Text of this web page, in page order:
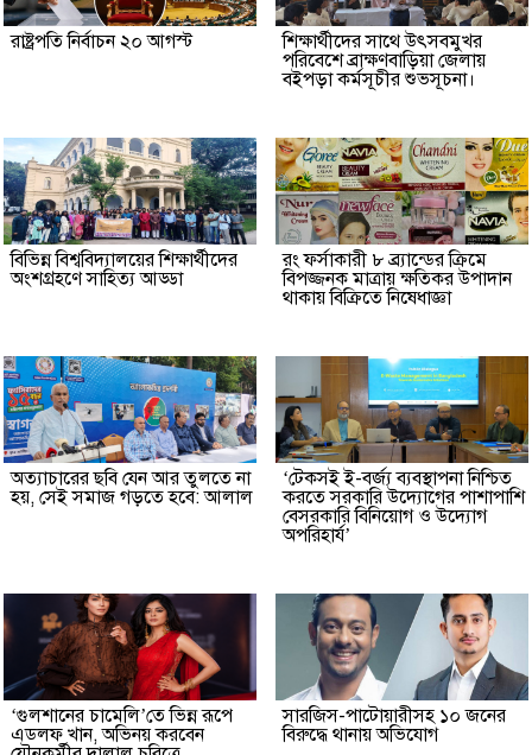
রাষ্ট্রপতি নির্বাচন ২০ আগস্ট
শিক্ষার্থীদের সাথে উৎসবমুখর
পরিবেশে ব্রাক্ষণবাড়িয়া জেলায়
বইপড়া কর্মসূচীর শুভসূচনা।
বিভিন্ন বিশ্ববিদ্যালয়ের শিক্ষার্থীদের
অংশগ্রহণে সাহিত্য আড্ডা
রং ফর্সাকারী ৮ ব্র্যান্ডের ক্রিমে
বিপজ্জনক মাত্রায় ক্ষতিকর উপাদান
থাকায় বিক্রিতে নিষেধাজ্ঞা
অত্যাচারের ছবি যেন আর তুলতে না
হয়, সেই সমাজ গড়তে হবে: আলাল
‘টেকসই ই-বর্জ্য ব্যবস্থাপনা নিশ্চিত
করতে সরকারি উদ্যোগের পাশাপাশি
বেসরকারি বিনিয়োগ ও উদ্যোগ
অপরিহার্য’
‘গুলশানের চামেলি’তে ভিন্ন রূপে
এডলফ খান, অভিনয় করবেন
সারজিস-পাটোয়ারীসহ ১০ জনের
বিরুদ্ধে থানায় অভিযোগ